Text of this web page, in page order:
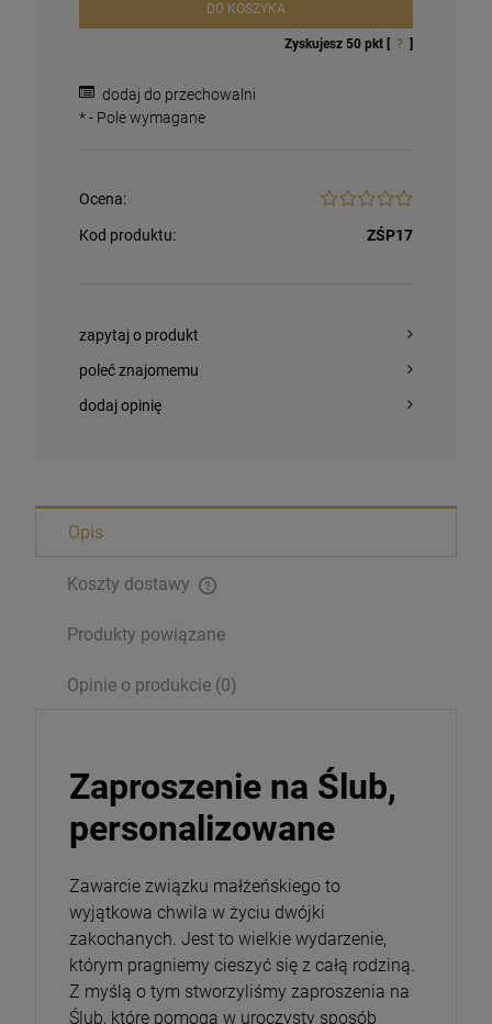
Magnesy religijne Kardynał Stefan
DO KOSZYKA
Zyskujesz 50 pkt [ ? ]
dodaj do przechowalni
*- Pole wymagane
Ocena:
Kod produktu: ZŚP17
zapytaj o produkt
poleć znajomemu
dodaj opinię
Opis
Koszty dostawy
Produkty powiązane
Opinie o produkcie (0)
Zaproszenie na Ślub,
personalizowane
Zawarcie związku małżeńskiego to
wyjątkowa chwila w życiu dwójki
zakochanych. Jest to wielkie wydarzenie,
którym pragniemy cieszyć się z całą rodziną.
Z myślą o tym stworzyliśmy zaproszenia na
Ślub, które pomogą w uroczysty sposób